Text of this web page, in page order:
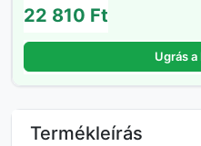
22 810 Ft
Ugrás
Termékleírás